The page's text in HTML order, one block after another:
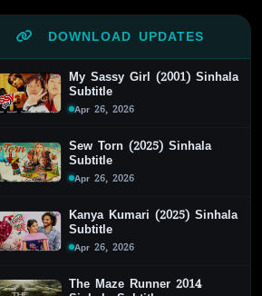
DOWNLOAD UPDATES
My Sassy Girl (2001) Sinhala
Subtitle
Apr 26, 2026
Sew Torn (2025) Sinhala
Subtitle
Apr 26, 2026
Kanya Kumari (2025) Sinhala
Subtitle
Apr 26, 2026
The Maze Runner 2014